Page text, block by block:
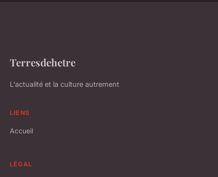
Terresdehetre
L'actualité et la culture autrement
LIENS
Accueil
LÉGAL